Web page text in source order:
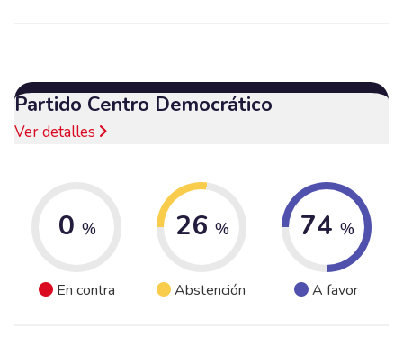
Partido Centro Democrático
Ver detalles
0 %
En contra
26 %
Abstención
74 %
A favor